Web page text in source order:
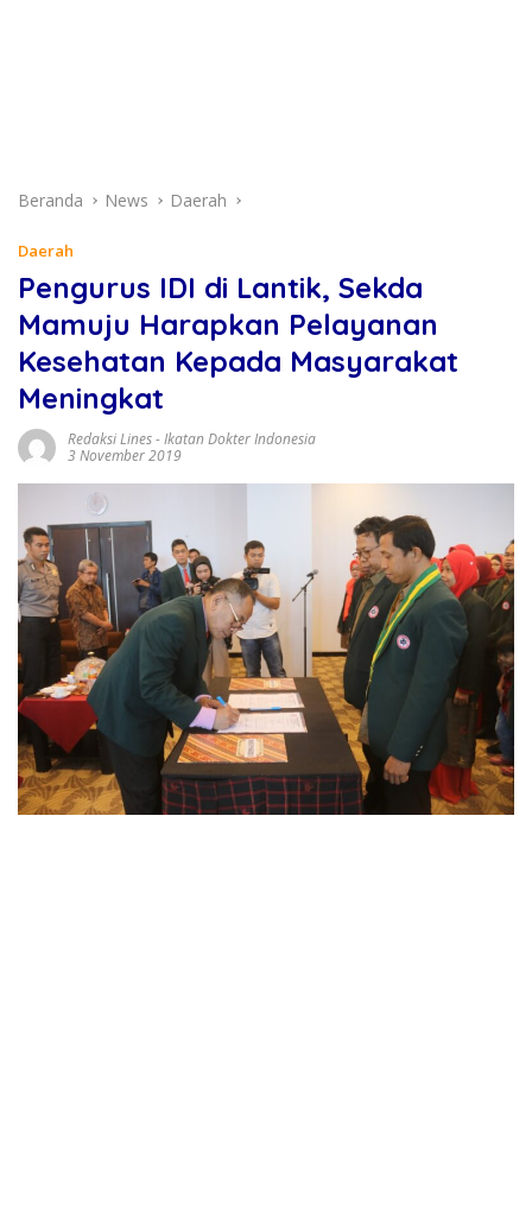
Beranda News Daerah
Daerah
Pengurus IDI di Lantik, Sekda
Mamuju Harapkan Pelayanan
Kesehatan Kepada Masyarakat
Meningkat
Redaksi Lines-Ikatan Dokter Indonesia
3 November 2019